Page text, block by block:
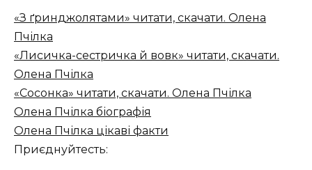
«З ґринджолятами» читати, скачати. Олена
Пчілка
«Лисичка-сестричка й вовк» читати, скачати.
Олена Пчілка
«Сосонка» читати, скачати. Олена Пчілка
Олена Пчілка біографія
Олена Пчілка цікаві факти
Приєднуйтесть: